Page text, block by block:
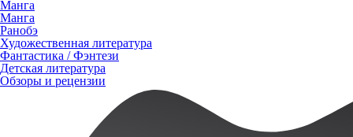
Манга
Манга
Ранобэ
Художественная литература
Фантастика / Фэнтези
Детская литература
Обзоры и рецензии